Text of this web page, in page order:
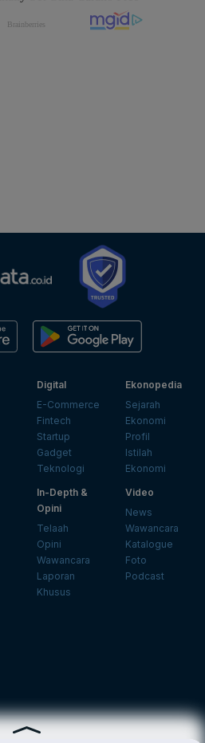
Digital
E-Commerce
Fintech
Startup
Gadget
Teknologi
Ekonopedia
Sejarah
Ekonomi
Profil
Istilah
Ekonomi
In-Depth &
Opini
Telaah
Opini
Wawancara
Laporan
Khusus
Video
News
Wawancara
Katalogue
Foto
Podcast